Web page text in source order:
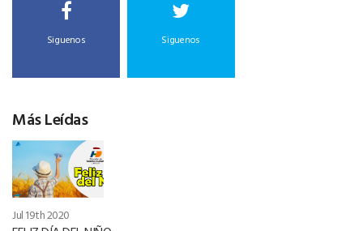
Siguenos Siguenos
Más Leídas
Jul 19th 2020